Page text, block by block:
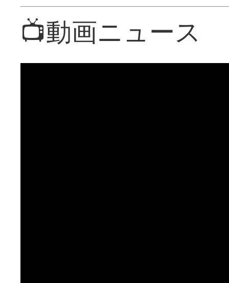
📺動画ニュース